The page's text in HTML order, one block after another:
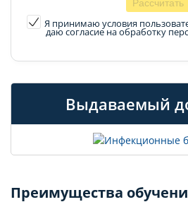
Я принимаю условия
даю согласие на обработку
Выдаваемый
Преимущества